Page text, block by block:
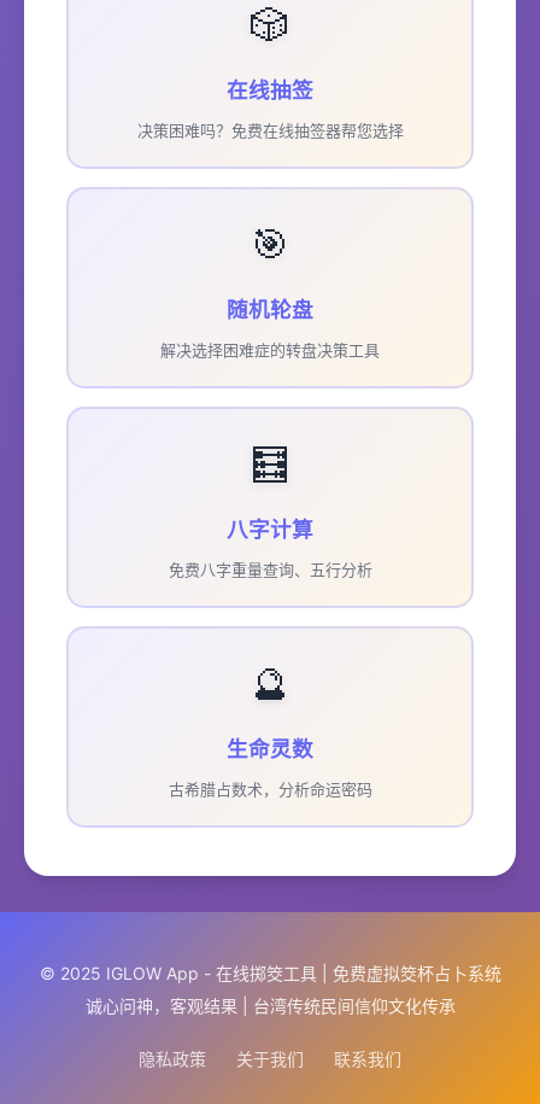
🎲
在线抽签
决策困难吗？免费在线抽签器帮您选择
🎯
随机轮盘
解决选择困难症的转盘决策工具
🧮
八字计算
免费八字重量查询、五行分析
🔮
生命灵数
古希腊占数术，分析命运密码
© 2025 IGLOW App - 在线掷筊工具 | 免费虚拟筊杯占卜系统
诚心问神，客观结果 | 台湾传统民间信仰文化传承
隐私政策 关于我们 联系我们